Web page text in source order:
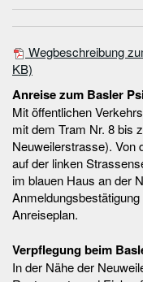
Wegbeschreibung
KB)
Anreise zum Basler
Mit öffentlichen
mit dem Tram Nr. 8 bis
Neuweilerstrasse). Von
auf der linken
im blauen Haus an der
Anreiseplan.
Verpflegung beim
In der Nähe der